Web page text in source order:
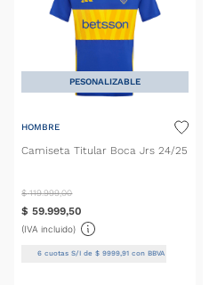
PESONALIZABLE
HOMBRE
Camiseta Titular Boca Jrs 24/25
$ 119.999,00
$ 59.999,50
(IVA incluido)
6 cuotas S/I de$ 9999 ,91 con BBVA